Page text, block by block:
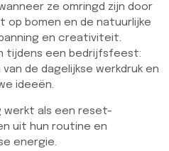
ze omringd zijn door
op bomen en de natuurlijke
en creativiteit.
tijdens een bedrijfsfeest:
de dagelijkse werkdruk en
ideeën.
werkt als een reset-
uit hun routine en
energie.